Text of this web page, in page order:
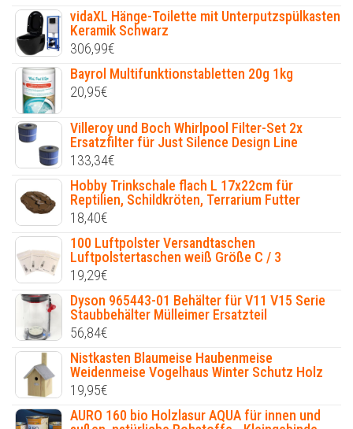
vidaXL Hänge-Toilette mit Unterputzspülkasten
Keramik Schwarz
306,99€
Bayrol Multifunktionstabletten 20g 1kg
20,95€
Villeroy und Boch Whirlpool Filter-Set 2x
Ersatzfilter für Just Silence Design Line
133,34€
Hobby Trinkschale flach L 17x22cm für
Reptilien, Schildkröten, Terrarium Futter
18,40€
100 Luftpolster Versandtaschen
Luftpolstertaschen weiß Größe C / 3
19,29€
Dyson 965443-01 Behälter für V11 V15 Serie
Staubbehälter Mülleimer Ersatzteil
56,84€
Nistkasten Blaumeise Haubenmeise
Weidenmeise Vogelhaus Winter Schutz Holz
19,95€
AURO 160 bio Holzlasur AQUA für innen und